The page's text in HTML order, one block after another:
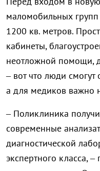
маломобильных
1200 кв. метров.
кабинеты,
неотложной помощи,
– вот что люди
а для медиков важно
– Поликлиника
современные
диагностической
экспертного класса,